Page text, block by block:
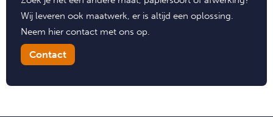
Wij leveren ook maatwerk, er is altijd een oplossing.
Neem hier contact met ons op.
Contact